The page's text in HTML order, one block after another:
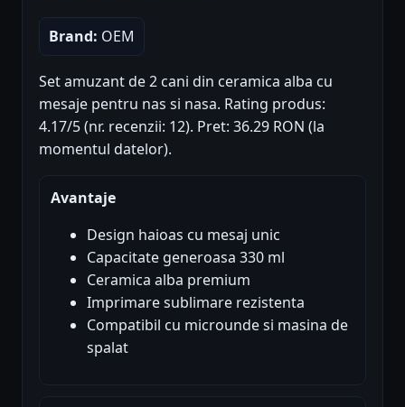
Brand: OEM
Set amuzant de 2 cani din ceramica alba cu
mesaje pentru nas si nasa. Rating produs:
4.17/5 (nr. recenzii: 12). Pret: 36.29 RON (la
momentul datelor).
Avantaje
Design haioas cu mesaj unic
Capacitate generoasa 330 ml
Ceramica alba premium
Imprimare sublimare rezistenta
Compatibil cu microunde si masina de
spalat